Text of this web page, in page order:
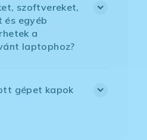
szoftvereket,
és egyéb
a
laptophoz?
gépet kapok